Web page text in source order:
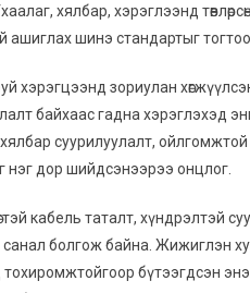
хялбар, хэрэглээнд
ашиглах шинэ стандартыг
хэрэгцээнд зориулан
байхаас гадна хэрэглэхэд
суурилуулалт,
нэг дор шийдсэнээрээ онцлог.
кабель таталт, хүндрэлтэй
болгож байна. Жижиглэн
тохиромжтойгоор бүтээгдсэн